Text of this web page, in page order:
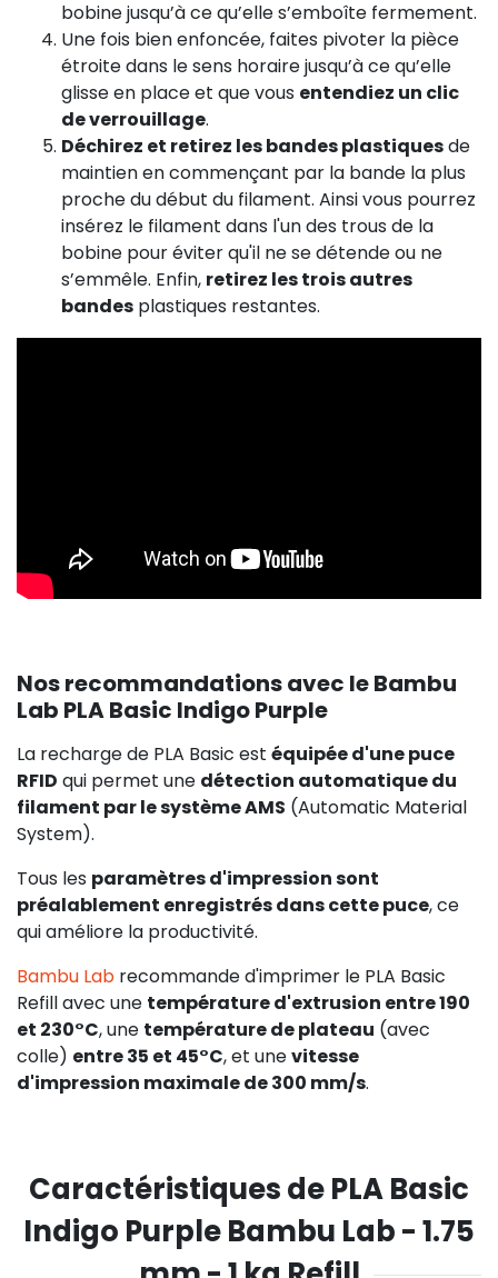
bobine jusqu’à ce qu’elle s’emboîte fermement.
Une fois bien enfoncée, faites pivoter la pièce
étroite dans le sens horaire jusqu’à ce qu’elle
glisse en place et que vous entendiez un clic
de verrouillage.
Déchirez et retirez les bandes plastiquesde
maintien en commençant par la bande la plus
proche du début du filament. Ainsi vous pourrez
insérez le filament dans l'un des trous de la
bobine pour éviter qu'il ne se détende ou ne
s’emmêle. Enfin, retirez les trois autres
bandes plastiques restantes.
Nos recommandations avec le Bambu
Lab PLA Basic Indigo Purple
La recharge de PLA Basic est équipée d'une puce
RFID qui permet une détection automatique du
filament par le système AMS (Automatic Material
System).
Tous les paramètres d'impression sont
préalablement enregistrés dans cette puce, ce
qui améliore la productivité.
Bambu Lab recommande d'imprimer le PLA Basic
Refill avec une température d'extrusion entre 190
et 230°C, une température de plateau (avec
colle) entre 35 et 45°C, et unevitesse
d'impression maximale de 300 mm/s.
Caractéristiques de PLA Basic
Indigo Purple Bambu Lab - 1.75